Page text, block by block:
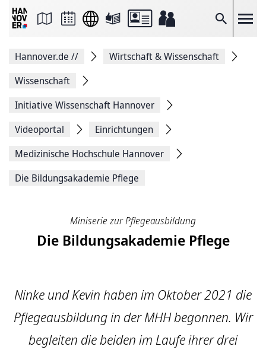
Suche
Seite
Facebook
teilen
Seitenlink
Seite
Hannover.de //
Wirtschaft & Wissenschaft
Wissenschaft
Initiative Wissenschaft Hannover
Videoportal
Einrichtungen
Medizinische ­Hochschule ­Hannover
Die Bildungsakademie Pflege
Miniserie zur Pflegeausbildung
Die Bildungsakademie Pflege
Ninke und Kevin haben im Oktober 2021 die
Pflegeausbildung in der MHH begonnen. Wir
begleiten die beiden im Laufe ihrer drei